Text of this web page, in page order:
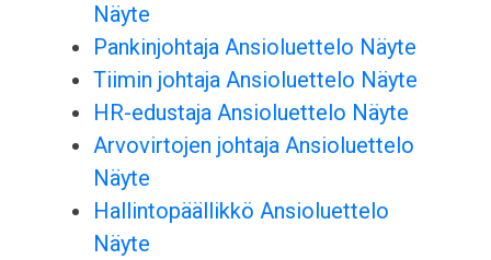
Näyte
Pankinjohtaja Ansioluettelo Näyte
Tiimin johtaja Ansioluettelo Näyte
HR-edustaja Ansioluettelo Näyte
Arvovirtojen johtaja Ansioluettelo
Näyte
Hallintopäällikkö Ansioluettelo
Näyte